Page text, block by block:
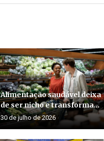
Alimentação saudável deixa
de ser nicho e transforma...
30 de julho de 2026